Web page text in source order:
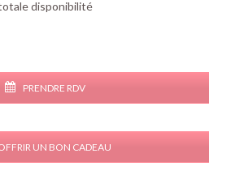
disponibilité
PRENDRE RDV
UN BON CADEAU